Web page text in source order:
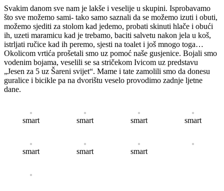
Svakim danom sve nam je lakše i veselije u skupini. Isprobavamo
što sve možemo sami- tako samo saznali da se možemo izuti i obuti,
možemo sjediti za stolom kad jedemo, probati skinuti hlače i obući
ih, uzeti maramicu kad je trebamo, baciti salvetu nakon jela u koš,
istrljati ručice kad ih peremo, sjesti na toalet i još mnogo toga…
Okolicom vrtića prošetali smo uz pomoć naše gusjenice. Bojali smo
vodenim bojama, veselili se sa stričekom Ivicom uz predstavu
„Jesen za 5 uz Šareni svijet“. Mame i tate zamolili smo da donesu
guralice i bicikle pa na dvorištu veselo provodimo zadnje ljetne
dane.
smart smart smart smart
smart smart smart